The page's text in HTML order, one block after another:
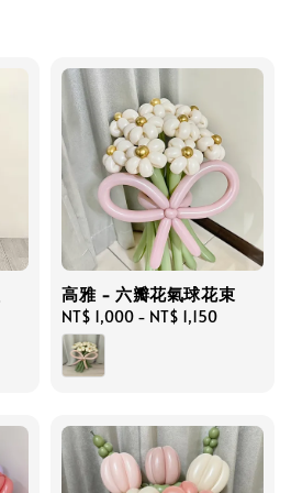
高雅 - 六瓣花氣球花束
Regular
price
NT$ 1,000 - NT$ 1,150